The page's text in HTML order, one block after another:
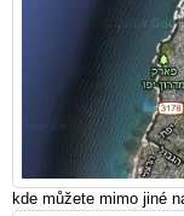
kde můžete mimo jiné